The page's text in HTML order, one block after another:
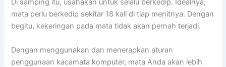
Di samping itu, usahakan untuk selalu berkedip. Idealnya,
mata perlu berkedip sekitar 18 kali di tiap menitnya. Dengan
begitu, kekeringan pada mata tidak akan pernah terjadi.
Dengan menggunakan dan menerapkan aturan
penggunaan kacamata komputer, mata Anda akan lebih